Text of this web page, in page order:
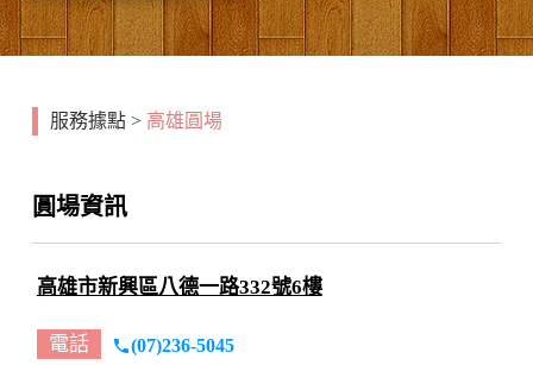
服務據點 > 高雄圓場
圓場資訊
高雄市新興區八德一路332號6樓
電話 (07)236-5045